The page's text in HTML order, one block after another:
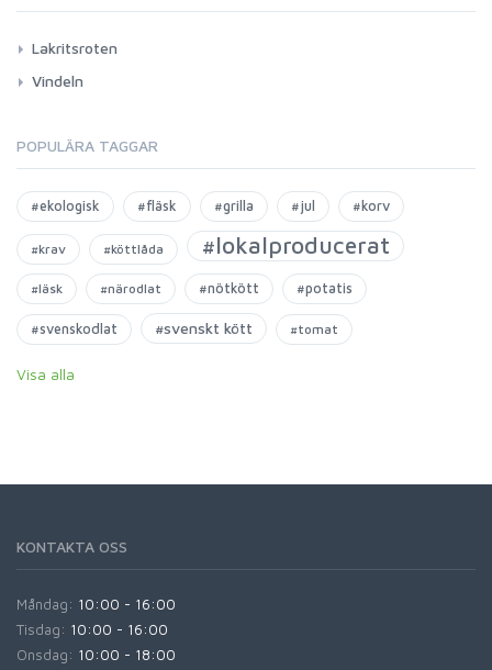
Lakritsroten
Vindeln
POPULÄRA TAGGAR
#ekologisk #fläsk #grilla #jul #korv
#krav #köttlåda #lokalproducerat
#läsk #närodlat #nötkött #potatis
#svenskodlat #svenskt kött #tomat
Visa alla
KONTAKTA OSS
Måndag: 10:00 - 16:00
Tisdag: 10:00 - 16:00
Onsdag: 10:00 - 18:00